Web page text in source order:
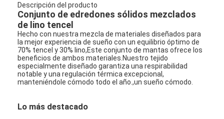
Descripción del producto
Conjunto de edredones sólidos mezclados
de lino tencel
Hecho con nuestra mezcla de materiales diseñados para
la mejor experiencia de sueño con un equilibrio óptimo de
70% tencel y 30% lino,Este conjunto de mantas ofrece los
beneficios de ambos materiales.Nuestro tejido
especialmente diseñado garantiza una respirabilidad
notable y una regulación térmica excepcional,
manteniéndole cómodo todo el año.,un sueño cómodo.
Lo más destacado